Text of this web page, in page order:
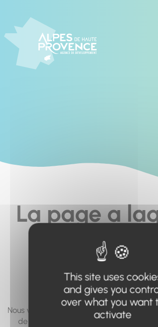
La page a
vous
accéder
pas... ou
Nous vous invitons à utiliser le moteur de
de page, ou à utiliser le menu pour
This site uses
and gives you
over what you want
activate